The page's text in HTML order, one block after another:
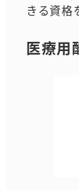
きる資格
医療用